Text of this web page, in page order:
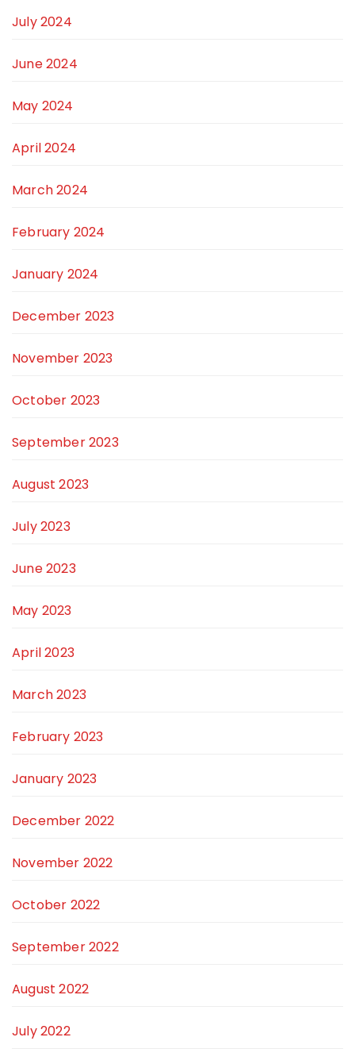
July 2024
June 2024
May 2024
April 2024
March 2024
February 2024
January 2024
December 2023
November 2023
October 2023
September 2023
August 2023
July 2023
June 2023
May 2023
April 2023
March 2023
February 2023
January 2023
December 2022
November 2022
October 2022
September 2022
August 2022
July 2022